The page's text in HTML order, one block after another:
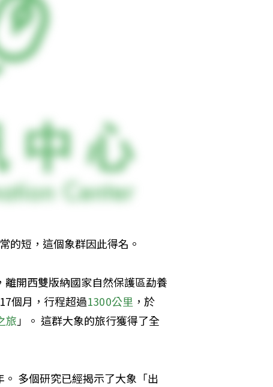
的短，這個象群因此得名。
開西雙版納國家自然保護區勐養
個月，行程超過1300公里 ，於
旅」。 這群大象的旅行獲得了全
多個研究已經揭示了大象「出